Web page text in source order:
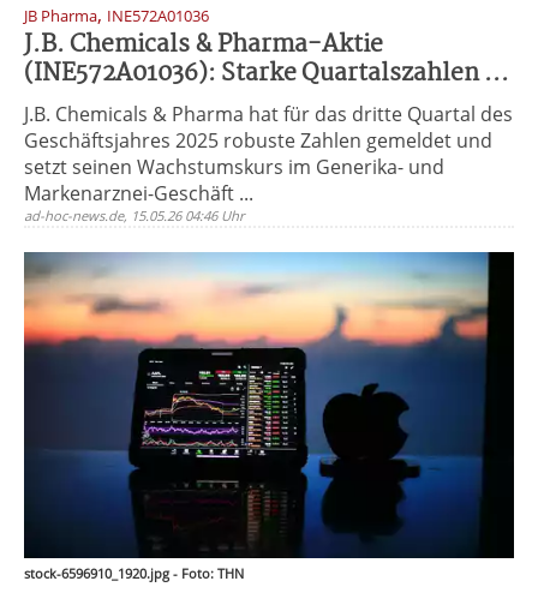
JB Pharma, INE572A01036
J.B. Chemicals & Pharma-Aktie
(INE572A01036): Starke Quartalszahlen ...
J.B. Chemicals & Pharma hat für das dritte Quartal des
Geschäftsjahres 2025 robuste Zahlen gemeldet und
setzt seinen Wachstumskurs im Generika- und
Markenarznei-Geschäft ...
ad-hoc-news.de, 15.05.26 04:46 Uhr
stock-6596910_1920.jpg - Foto: THN